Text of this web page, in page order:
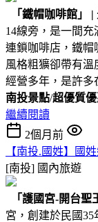
「鐵帽咖啡館」 |
14線旁，是一間
連鎖咖啡店，鐵帽
風格粗獷卻帶有
經營多年，是許多
南投景點/超優質
繼續閱讀
2個月前
【南投.國姓】國
[南投] 國內旅遊
「護國宮-開台聖
宮，創建於民國